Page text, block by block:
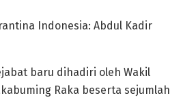
Indonesia: Abdul Kadir
baru dihadiri oleh Wakil
Raka beserta sejumlah